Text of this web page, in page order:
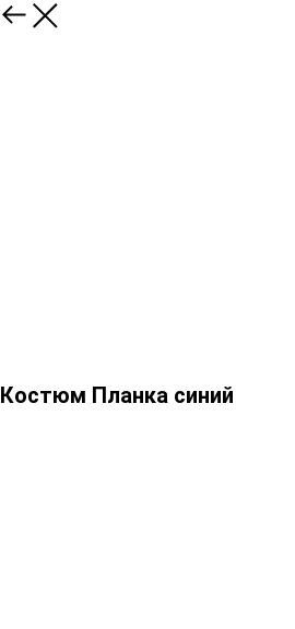
Костюм Планка синий